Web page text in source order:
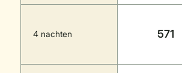
4 nachten 571